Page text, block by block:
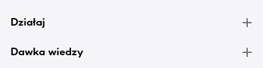
Działaj
Dawka wiedzy